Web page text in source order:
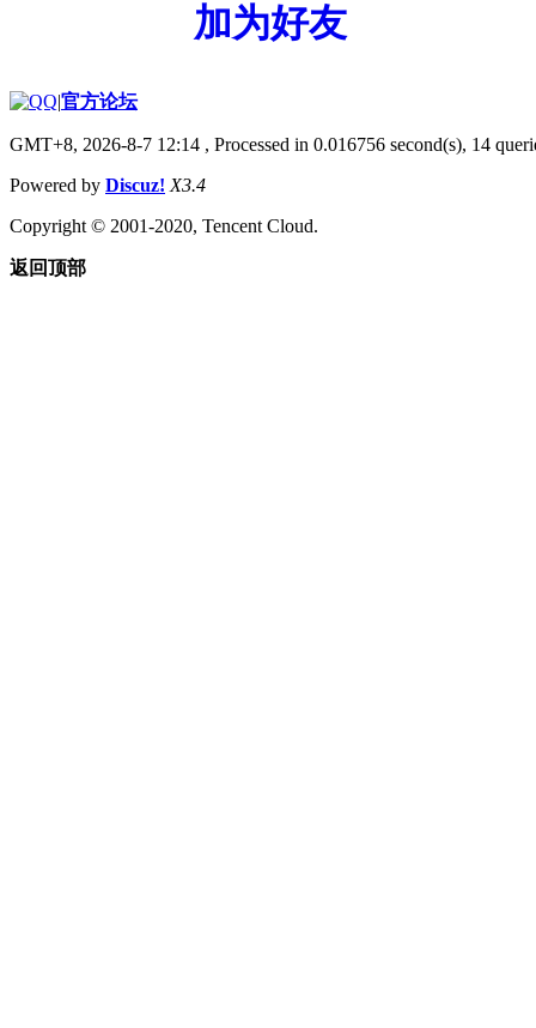
加为好友
|官方论坛
GMT+8, 2026-8-7 12:14 , Processed in 0.016756 second(s), 14
Powered by Discuz! X3.4
Copyright © 2001-2020, Tencent Cloud.
返回顶部